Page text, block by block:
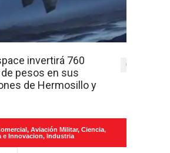
invertirá 760
pesos en sus
de Hermosillo y
0
, Aviación Militar, Ciencia,
e Innovacion, Industria